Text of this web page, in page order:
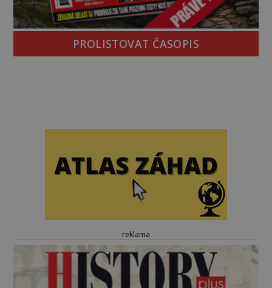
PROLISTOVAT ČASOPIS
reklama